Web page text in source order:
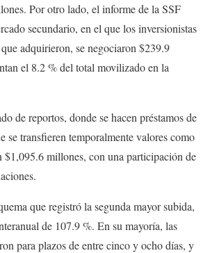
Por otro lado, el informe de la SSF
secundario, en el que los inversionistas
adquirieron, se negociaron $239.9
el 8.2 % del total movilizado en la
de reportos, donde se hacen préstamos de
se transfieren temporalmente valores como
$1,095.6 millones, con una participación de
que registró la segunda mayor subida,
de 107.9 %. En su mayoría, las
para plazos de entre cinco y ocho días, y